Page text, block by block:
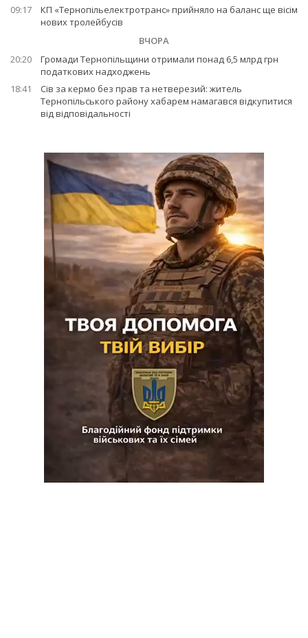
09:17
КП «Тернопільелектротранс» прийняло на баланс ще вісім
нових тролейбусів
ВЧОРА
20:20
Громади Тернопільщини отримали понад 6,5 млрд грн
податкових надходжень
18:41
Сів за кермо без прав та нетверезий: житель
Тернопільського району хабарем намагався відкупитися
від відповідальності